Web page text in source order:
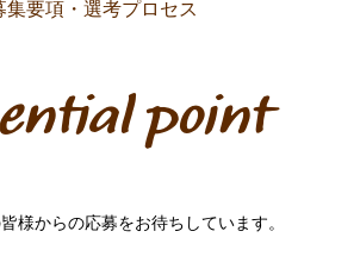
集要項・選考プロセス
point
様からの応募をお待ちしています。